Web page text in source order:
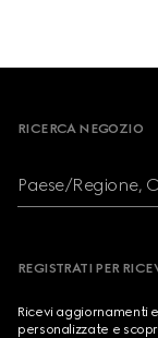
Footer
RICERCA NEGOZIO
Paese/Regione,
REGISTRATI PER
Ricevi aggiornamenti
personalizzate e